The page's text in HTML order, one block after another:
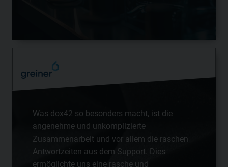
Was dox42 so besonders macht, ist die
angenehme und unkomplizierte
Zusammenarbeit und vor allem die raschen
Antwortzeiten aus dem Support. Dies
ermöglichte uns eine rasche und